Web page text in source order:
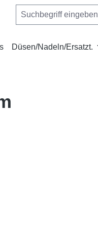
Düsen/Nadeln/Ersatzt.